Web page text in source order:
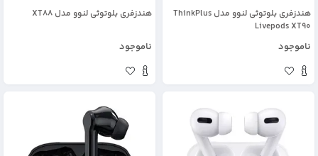
هندزفری بلوتوثی لنوو مدل ThinkPlus
Livepods XT90
ناموجود
هندزفری بلوتوثی لنوو مدل XT88
ناموجود